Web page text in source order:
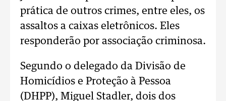
prática de outros crimes, entre eles, os
assaltos a caixas eletrônicos. Eles
responderão por associação criminosa.
Segundo o delegado da Divisão de
Homicídios e Proteção à Pessoa
(DHPP), Miguel Stadler, dois dos